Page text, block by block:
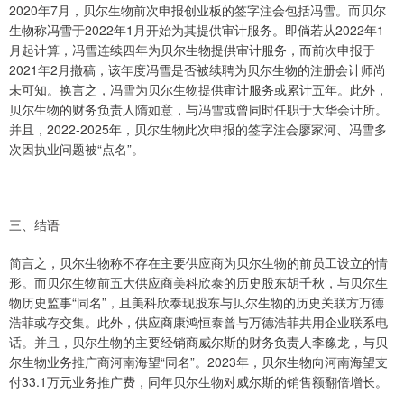
2020年7月，贝尔生物前次申报创业板的签字注会包括冯雪。而贝尔
生物称冯雪于2022年1月开始为其提供审计服务。即倘若从2022年1
月起计算，冯雪连续四年为贝尔生物提供审计服务，而前次申报于
2021年2月撤稿，该年度冯雪是否被续聘为贝尔生物的注册会计师尚
未可知。换言之，冯雪为贝尔生物提供审计服务或累计五年。此外，
贝尔生物的财务负责人隋如意，与冯雪或曾同时任职于大华会计所。
并且，2022-2025年，贝尔生物此次申报的签字注会廖家河、冯雪多
次因执业问题被“点名”。
三、结语
简言之，贝尔生物称不存在主要供应商为贝尔生物的前员工设立的情
形。而贝尔生物前五大供应商美科欣泰的历史股东胡千秋，与贝尔生
物历史监事“同名”，且美科欣泰现股东与贝尔生物的历史关联方万德
浩菲或存交集。此外，供应商康鸿恒泰曾与万德浩菲共用企业联系电
话。并且，贝尔生物的主要经销商威尔斯的财务负责人李豫龙，与贝
尔生物业务推广商河南海望“同名”。2023年，贝尔生物向河南海望支
付33.1万元业务推广费，同年贝尔生物对威尔斯的销售额翻倍增长。